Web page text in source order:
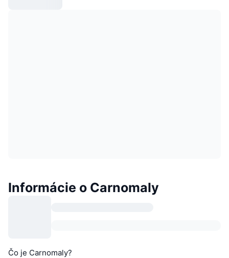
Informácie o Carnomaly
Čo je Carnomaly?